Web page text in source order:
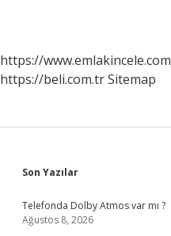
https://www.emlakincele.com
https://beli.com.trSitemap
Sidebar
Son Yazılar
Telefonda Dolby Atmos var mı ?
Ağustos 8, 2026